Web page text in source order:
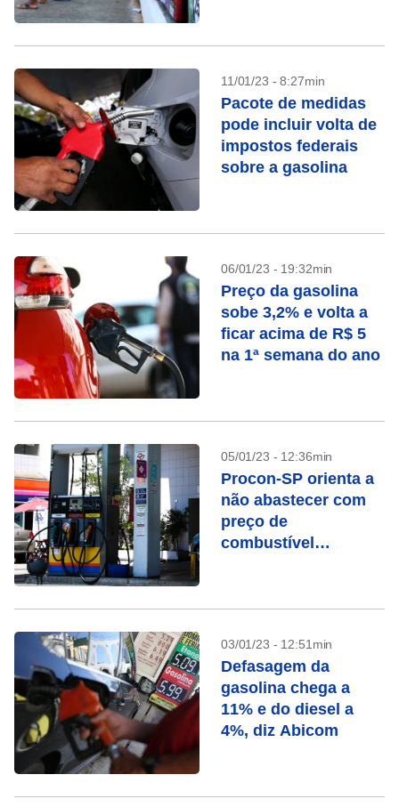
11/01/23 - 8:27min
Pacote de medidas
pode incluir volta de
impostos federais
sobre a gasolina
06/01/23 - 19:32min
Preço da gasolina
sobe 3,2% e volta a
ficar acima de R$ 5
na 1ª semana do ano
05/01/23 - 12:36min
Procon-SP orienta a
não abastecer com
preço de
combustível
03/01/23 - 12:51min
Defasagem da
gasolina chega a
11% e do diesel a
4%, diz Abicom